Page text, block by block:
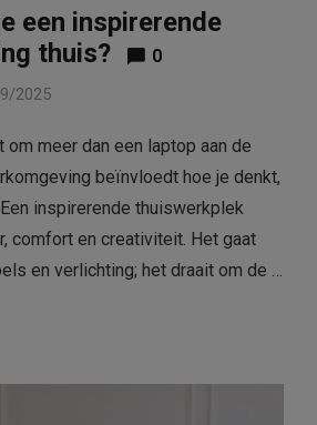
een inspirerende
thuis?
0
2025
om meer dan een laptop aan de
beïnvloedt hoe je denkt,
inspirerende thuiswerkplek
comfort en creativiteit. Het gaat
en verlichting; het draait om de …